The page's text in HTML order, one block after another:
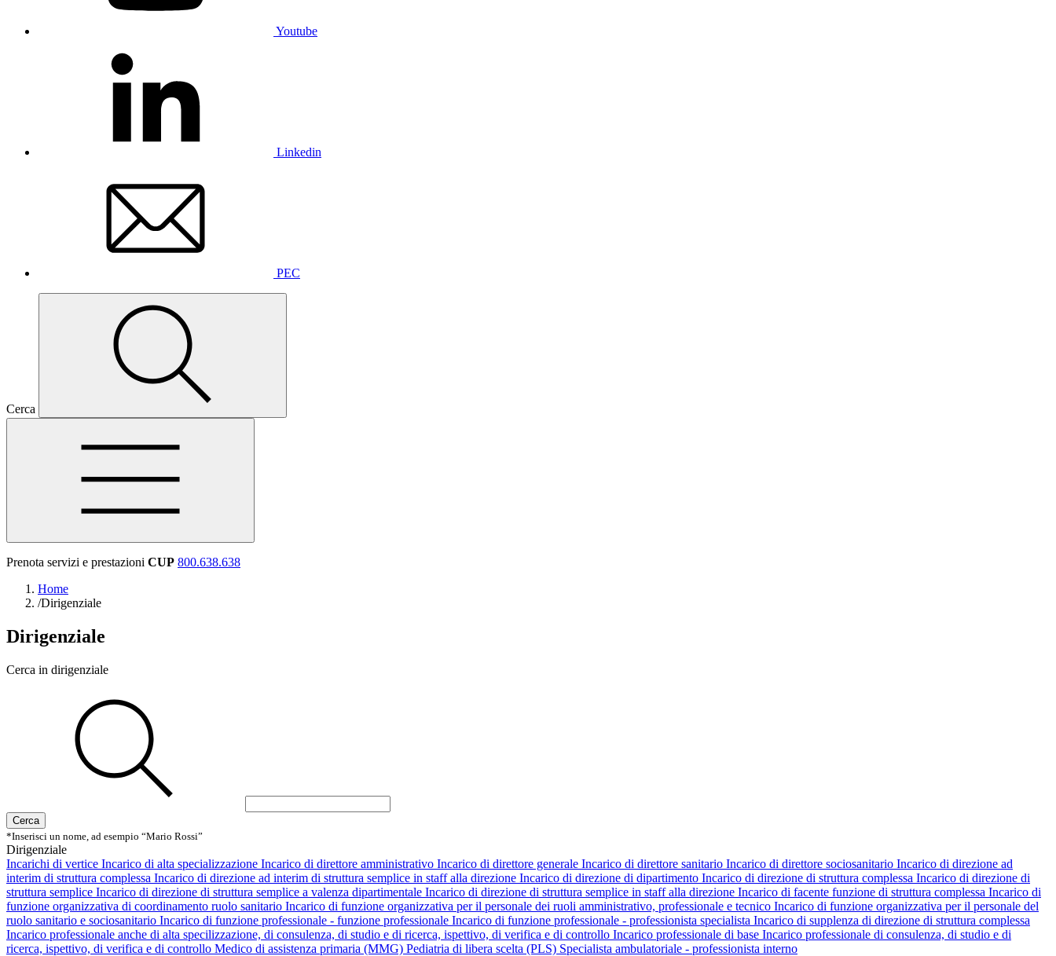
Youtube
Linkedin
PEC
Cerca
Prenota servizi e prestazioni CUP 800.638.638
Home
/Dirigenziale
Dirigenziale
Cerca in dirigenziale
Cerca
*Inserisci un nome, ad esempio “Mario Rossi”
Dirigenziale
Incarichi di vertice Incarico di alta specializzazione Incarico di direttore amministrativo Incarico di direttore generale Incarico di direttore sanitario Incarico di direttore sociosanitario Incarico di direzione ad
interim di struttura complessa Incarico di direzione ad interim di struttura semplice in staff alla direzione Incarico di direzione di dipartimento Incarico di direzione di struttura complessa Incarico di direzione di
struttura semplice Incarico di direzione di struttura semplice a valenza dipartimentale Incarico di direzione di struttura semplice in staff alla direzione Incarico di facente funzione di struttura complessa Incarico di
funzione organizzativa di coordinamento ruolo sanitario Incarico di funzione organizzativa per il personale dei ruoli amministrativo, professionale e tecnico Incarico di funzione organizzativa per il personale del
ruolo sanitario e sociosanitario Incarico di funzione professionale - funzione professionale Incarico di funzione professionale - professionista specialista Incarico di supplenza di direzione di struttura complessa
Incarico professionale anche di alta specilizzazione, di consulenza, di studio e di ricerca, ispettivo, di verifica e di controllo Incarico professionale di base Incarico professionale di consulenza, di studio e di
ricerca, ispettivo, di verifica e di controllo Medico di assistenza primaria (MMG) Pediatria di libera scelta (PLS) Specialista ambulatoriale - professionista interno